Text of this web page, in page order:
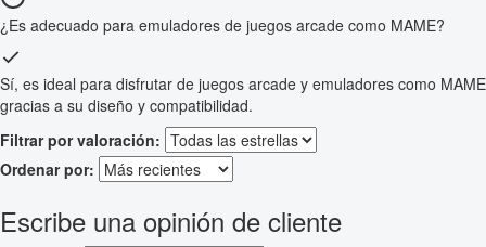
¿Es adecuado para emuladores de juegos arcade como MAME?
Sí, es ideal para disfrutar de juegos arcade y emuladores como MAME
gracias a su diseño y compatibilidad.
Filtrar por valoración:
Ordenar por:
Escribe una opinión de cliente